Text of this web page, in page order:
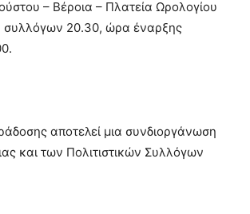
– Βέροια – Πλατεία Ωρολογίου
συλλόγων 20.30, ώρα έναρξης
αποτελεί μια συνδιοργάνωση
και των Πολιτιστικών Συλλόγων